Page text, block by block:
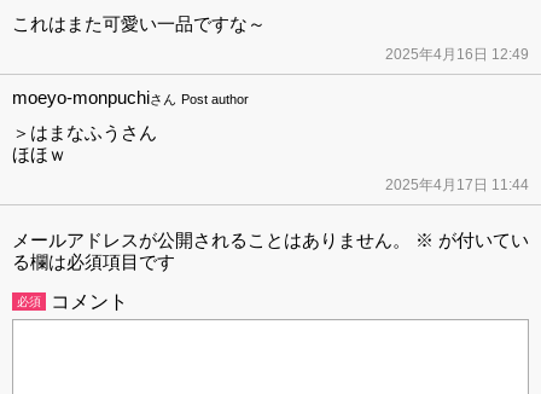
これはまた可愛い一品ですな～
2025年4月16日 12:49
moeyo-monpuchiさん Post author
＞はまなふうさん
ほほｗ
2025年4月17日 11:44
メールアドレスが公開されることはありません。 ※ が付いてい
る欄は必須項目です
必須 コメント